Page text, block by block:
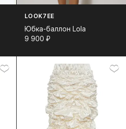
LOOK7EE
Юбка-баллон Lola
9 900⁠ ⁠₽